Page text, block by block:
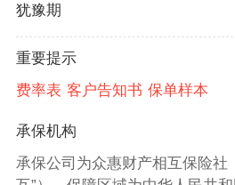
犹豫期
重要提示
费率表 客户告知书 保单样本
承保机构
承保公司为众惠财产相互保险社